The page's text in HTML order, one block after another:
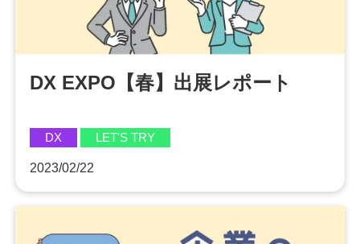
DX EXPO【春】出展レポート
DX LET'S TRY
2023/02/22